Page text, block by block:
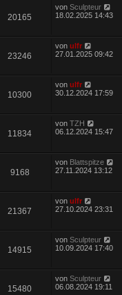
20165
von Sculpteur
18.02.2025 14:43
23246
von ulfr
27.01.2025 09:42
10300
von ulfr
30.12.2024 17:59
11834
von TZH
06.12.2024 15:47
9168
von Blattspitze
27.11.2024 13:12
21367
von ulfr
27.10.2024 23:31
14915
von Sculpteur
10.09.2024 17:40
15480
von Sculpteur
06.08.2024 19:11